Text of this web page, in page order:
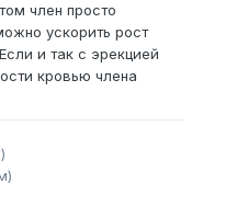
член просто
ускорить рост
и так с эрекцией
кровью члена